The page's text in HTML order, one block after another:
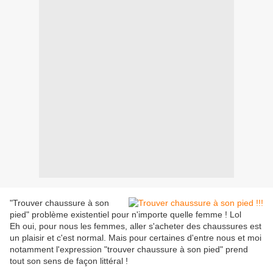
"Trouver chaussure à son
pied" problème existentiel pour n'importe quelle femme ! Lol
Eh oui, pour nous les femmes, aller s'acheter des chaussures est
un plaisir et c'est normal. Mais pour certaines d'entre nous et moi
notamment l'expression "trouver chaussure à son pied" prend
tout son sens de façon littéral !